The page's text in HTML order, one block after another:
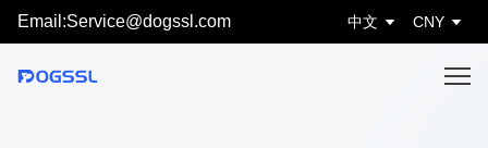
Email:Service@dogssl.com 中文 CNY